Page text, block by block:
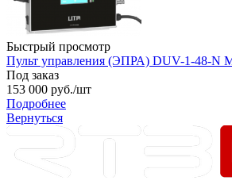
Быстрый просмотр
Пульт управления (ЭПРА) DUV-1-48-N
Под заказ
153 000 руб./шт
Подробнее
Вернуться